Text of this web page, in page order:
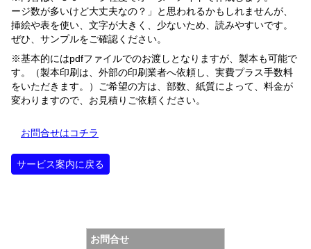
ージ数が多いけど大丈夫なの？」と思われるかもしれませんが、
挿絵や表を使い、文字が大きく、少ないため、読みやすいです。
ぜひ、サンプルをご確認ください。
※基本的にはpdfファイルでのお渡しとなりますが、製本も可能で
す。（製本印刷は、外部の印刷業者へ依頼し、実費プラス手数料
をいただきます。）ご希望の方は、部数、紙質によって、料金が
変わりますので、お見積りご依頼ください。
お問合せはコチラ
サービス案内に戻る
お問合せ